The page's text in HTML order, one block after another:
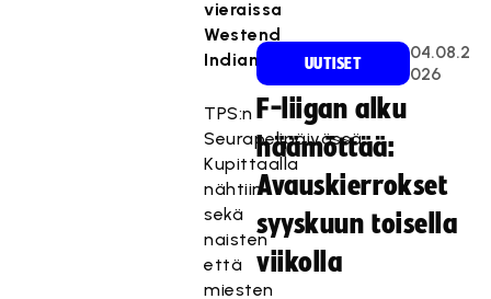
vieraissa
Westend
Indians.
TPS:n
Seurapelipäivässä
Kupittaalla
nähtiin
sekä
naisten
että
miesten
UUTISET
04.08.2
026
F-liigan alku
häämöttää:
Avauskierrokset
syyskuun toisella
viikolla